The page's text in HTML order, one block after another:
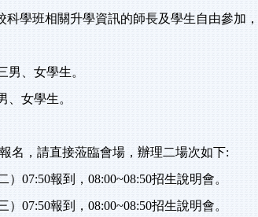
學班相關升學資訊的師長及學生自由參加
、女學生。
、女學生。
名，請直接蒞臨會場，辦理二場次如下:
）07:50報到，08:00~08:50招生說明會。
）07:50報到，08:00~08:50招生說明會。